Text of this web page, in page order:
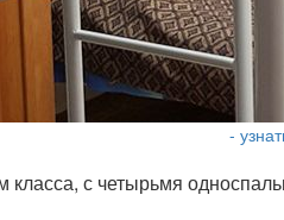
-
класса, с четырьмя